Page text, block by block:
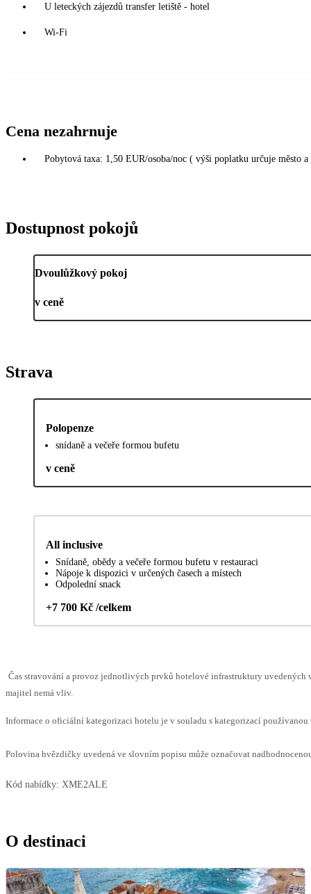
U leteckých zájezdů transfer letiště - hotel
Wi-Fi
Cena nezahrnuje
Pobytová taxa: 1,50 EUR/osoba/noc ( výši poplatku určuje město a
Dostupnost pokojů
Dvoulůžkový pokoj
v ceně
Strava
Polopenze
snídaně a večeře formou bufetu
v ceně
All inclusive
Snídaně, obědy a večeře formou bufetu v restauraci
Nápoje k dispozici v určených časech a místech
Odpolední snack
+7 700 Kč /celkem
Čas stravování a provoz jednotlivých prvků hotelové infrastruktury uvedených
majitel nemá vliv.
Informace o oficiální kategorizaci hotelu je v souladu s kategorizací
Polovina hvězdičky uvedená ve slovním popisu může označovat
Kód nabídky: XME2ALE
O destinaci